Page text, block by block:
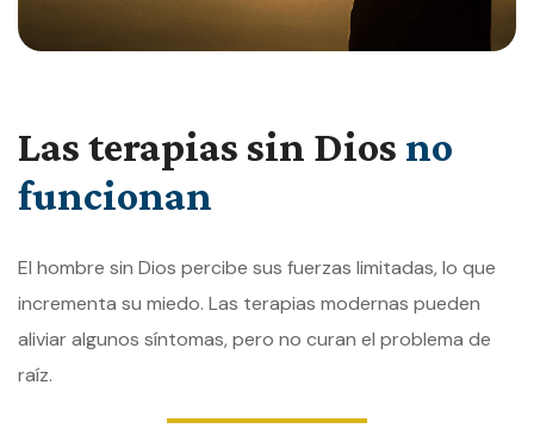
Las terapias sin Dios no
funcionan
El hombre sin Dios percibe sus fuerzas limitadas, lo que
incrementa su miedo. Las terapias modernas pueden
aliviar algunos síntomas, pero no curan el problema de
raíz.